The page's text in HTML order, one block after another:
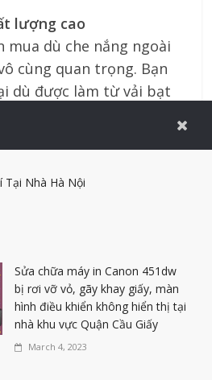
lượng cao
mua dù che nắng ngoài
cùng quan trọng. Bạn
dù được làm từ vải bạt
thép không gỉ hoặc
tiết kiệm chi phí sửa
được cố định chắc chắn
các giá đỡ để tránh bị lật
gió mạnh.
thời tiết**: Khi không sử
Tại Nhà Hà Nội
Sửa chữa máy in Canon 451dw
bị rơi vỡ vỏ, gãy khay giấy, màn
hình điều khiển không hiển thị tại
nhà khu vực Quận Cầu Giấy
March 4, 2023